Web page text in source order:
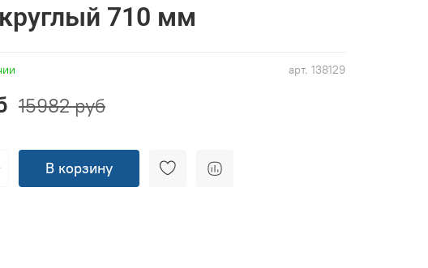
арт. 138129
710 мм
15982 руб
В корзину